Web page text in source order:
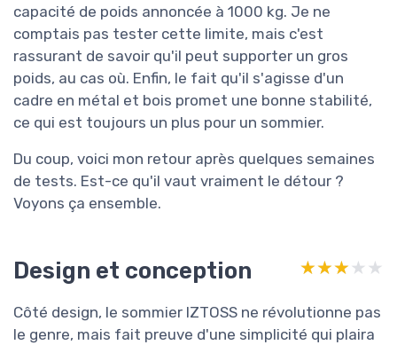
capacité de poids annoncée à 1000 kg. Je ne
comptais pas tester cette limite, mais c'est
rassurant de savoir qu'il peut supporter un gros
poids, au cas où. Enfin, le fait qu'il s'agisse d'un
cadre en métal et bois promet une bonne stabilité,
ce qui est toujours un plus pour un sommier.
Du coup, voici mon retour après quelques semaines
de tests. Est-ce qu'il vaut vraiment le détour ?
Voyons ça ensemble.
Design et conception ★★★★★
★★★★★
Côté design, le sommier IZTOSS ne révolutionne pas
le genre, mais fait preuve d'une simplicité qui plaira